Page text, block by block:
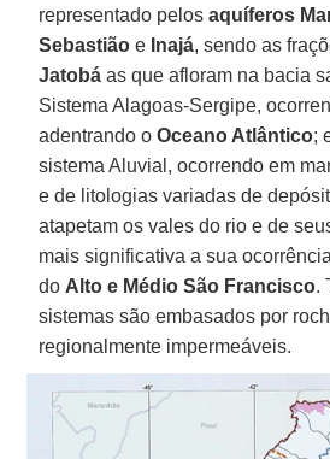
representado pelosaquíferos
Sebastião e Inajá, sendo as
Jatobá as que afloram na bacia
Sistema Alagoas-Sergipe,
adentrando oOceano Atlântico;
sistema Aluvial, ocorrendo em
e de litologias variadas de
atapetam os vales do rio e de
mais significativa a sua
do Alto e Médio São Francisco.
sistemas são embasados por
regionalmente impermeáveis.